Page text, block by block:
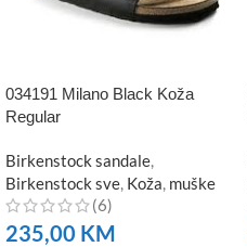
034191 Milano Black Koža
Regular
Birkenstock sandale
Birkenstock sve Koža muške
(6)
235,00 KM